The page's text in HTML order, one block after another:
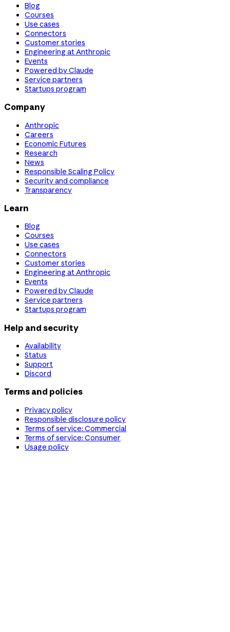
Blog
Courses
Use cases
Connectors
Customer stories
Engineering at Anthropic
Events
Powered by Claude
Service partners
Startups program
Company
Anthropic
Careers
Economic Futures
Research
News
Responsible Scaling Policy
Security and compliance
Transparency
Learn
Blog
Courses
Use cases
Connectors
Customer stories
Engineering at Anthropic
Events
Powered by Claude
Service partners
Startups program
Help and security
Availability
Status
Support
Discord
Terms and policies
Privacy policy
Responsible disclosure policy
Terms of service: Commercial
Terms of service: Consumer
Usage policy